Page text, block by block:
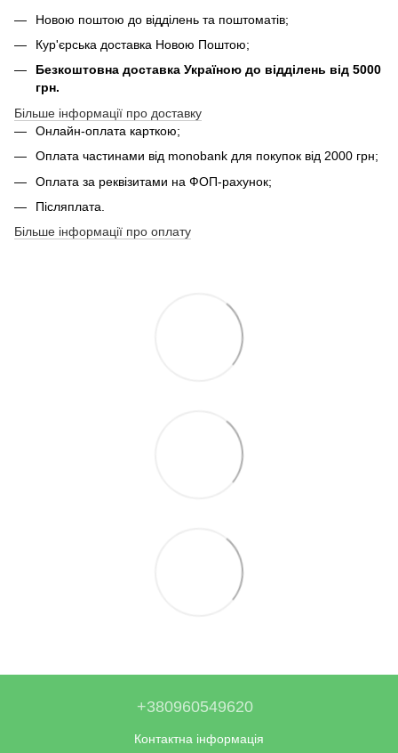
Новою поштою до відділень та поштоматів;
Кур'єрська доставка Новою Поштою;
Безкоштовна доставка Україною до відділень від 5000
грн.
Більше інформації про доставку
Онлайн-оплата карткою;
Оплата частинами від monobank для покупок від 2000 грн;
Оплата за реквізитами на ФОП-рахунок;
Післяплата.
Більше інформації про оплату
+380960549620
Контактна інформація